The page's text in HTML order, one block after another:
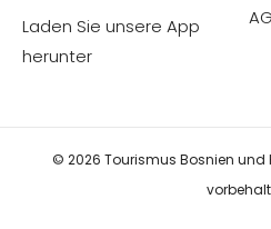
Laden Sie unsere App
herunter
© 2026 Tourismus Bosnien und